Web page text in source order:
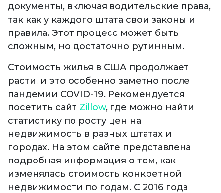
документы, включая водительские права,
так как у каждого штата свои законы и
правила. Этот процесс может быть
сложным, но достаточно рутинным.
Стоимость жилья в США продолжает
расти, и это особенно заметно после
пандемии COVID-19. Рекомендуется
посетить сайт Zillow, где можно найти
статистику по росту цен на
недвижимость в разных штатах и
городах. На этом сайте представлена
подробная информация о том, как
изменялась стоимость конкретной
недвижимости по годам. С 2016 года